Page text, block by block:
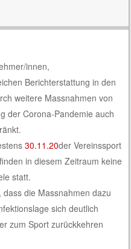
innen,
Berichterstattung in den
weitere Massnahmen von
der Corona-Pandemie auch
30.11.20der Vereinssport
in diesem Zeitraum keine
statt.
die Massnahmen dazu
sich deutlich
zum Sport zurückkehren